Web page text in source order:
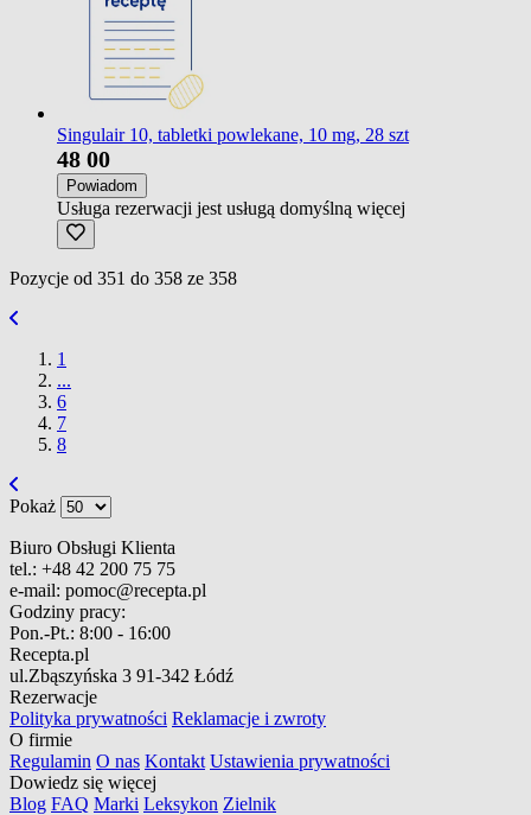
Singulair 10, tabletki powlekane, 10 mg, 28 szt
48 00
Powiadom
Usługa rezerwacji jest usługą domyślną więcej
Pozycje od 351 do 358 ze 358
1
...
6
7
8
Pokaż
Biuro Obsługi Klienta
tel.: +48 42 200 75 75
e-mail: pomoc@recepta.pl
Godziny pracy:
Pon.-Pt.: 8:00 - 16:00
Recepta.pl
ul.Zbąszyńska 3 91-342 Łódź
Rezerwacje
Polityka prywatności Reklamacje i zwroty
O firmie
Regulamin O nas Kontakt Ustawienia prywatności
Dowiedz się więcej
Blog FAQ Marki Leksykon Zielnik